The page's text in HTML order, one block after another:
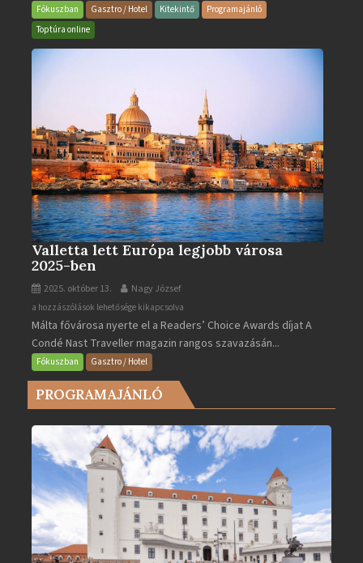
és
Gyógyfürdő
Fókuszban Gasztro / Hotel Kitekintő
Programajánló
Toptúra online
Valletta lett Európa legjobb városa
2025-ben
2025. október 13. Nagy József
Valletta
lett
Európa
legjobb
2025-
bejegyzéshez
a hozzászólások lehetősége kikapcsolva
Málta fővárosa nyerte el a Readers’ Choice Awards díjat A
Condé Nast Traveller magazin rangos szavazásán...
Fókuszban Gasztro / Hotel
PROGRAMAJÁNLÓ